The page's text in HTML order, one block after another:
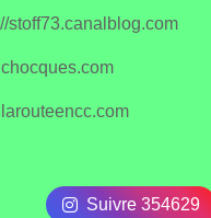
stoff73.canalblog.com
Suivre 354629